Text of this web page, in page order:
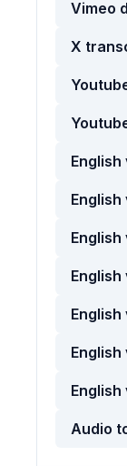
Vimeo
X
Audio